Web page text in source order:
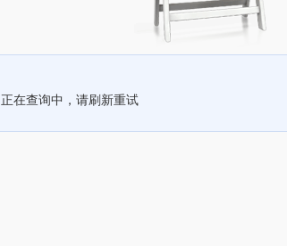
正在查询中，请刷新重试